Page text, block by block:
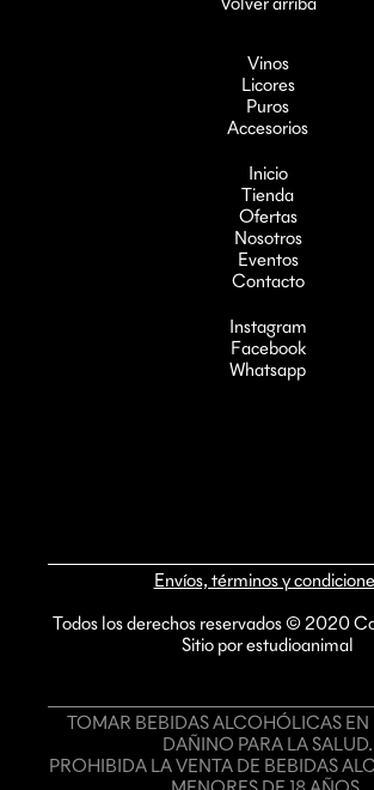
Vinos
Licores
Puros
Accesorios
Inicio
Tienda
Ofertas
Nosotros
Eventos
Contacto
Instagram
Facebook
Whatsapp
Envíos, términos y
Todos los derechos reservados © 2020
Sitio por estudioanimal
TOMAR BEBIDAS ALCOHÓLICAS EN
DAÑINO PARA LA SALUD.
PROHIBIDA LA VENTA DE BEBIDAS